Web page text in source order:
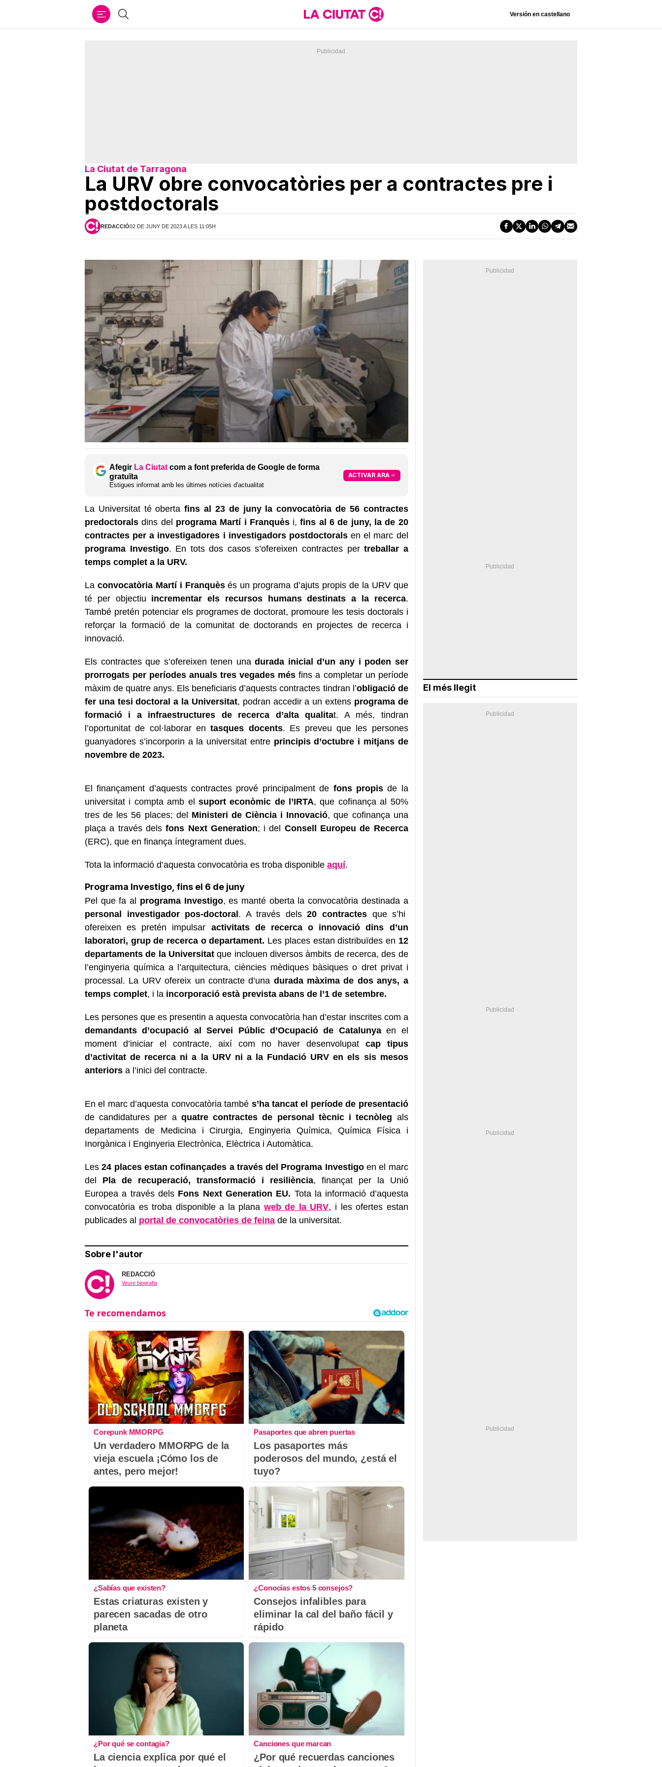
Cercar Versión en castellano
La Ciutat de Tarragona
La URV obre convocatòries per a contractes pre i
postdoctorals
REDACCIÓ02 DE JUNY DE 2023 A LES 11:05H
Afegir La Ciutat com a font preferida de Google de forma
gratuïta
Estigues informat amb les últimes notícies d'actualitat
ACTIVAR ARA
La Universitat té oberta fins al 23 de juny la convocatòria de 56 contractes
predoctoralsdins del programa Martí i Franquèsi, fins al 6 de juny, la de 20
contractes per a investigadores i investigadors postdoctoralsen el marc del
programa Investigo. En tots dos casos s’ofereixen contractes pertreballar a
temps complet a la URV.
La convocatòria Martí i Franquèsés un programa d’ajuts propis de la URV que
té per objectiu incrementar els recursos humans destinats a la recerca.
També pretén potenciar els programes de doctorat, promoure les tesis doctorals i
reforçar la formació de la comunitat de doctorands en projectes de recerca i
innovació.
Els contractes que s’ofereixen tenen unadurada inicial d’un any i poden ser
prorrogats per períodes anuals tres vegades més fins a completar un període
màxim de quatre anys. Els beneficiaris d’aquests contractes tindran l’obligació de
fer una tesi doctoral a la Universitat, podran accedir a un extens programa de
formació i a infraestructures de recerca d’alta qualitat. A més, tindran
l’oportunitat de col·laborar entasques docents. Es preveu que les persones
guanyadores s’incorporin a la universitat entreprincipis d’octubre i mitjans de
novembre de 2023.
El finançament d’aquests contractes prové principalment de fons propisde la
universitat i compta amb el suport econòmic de l’IRTA, que cofinança al 50%
tres de les 56 places; del Ministeri de Ciència i Innovació, que cofinança una
plaça a través delsfons Next Generation; i del Consell Europeu de Recerca
(ERC), que en finança íntegrament dues.
Tota la informació d’aquesta convocatòria es troba disponible aquí.
Programa Investigo, fins el 6 de juny
Pel que fa al programa Investigo, es manté oberta la convocatòria destinada a
personal investigador pos-doctoral. A través dels20 contractesque s’hi
ofereixen es pretén impulsar activitats de recerca o innovació dins d’un
laboratori, grup de recerca o departament. Les places estan distribuïdes en 12
departaments de la Universitat que inclouen diversos àmbits de recerca, des de
l’enginyeria química a l’arquitectura, ciències mèdiques bàsiques o dret privat i
processal. La URV ofereix un contracte d’una durada màxima de dos anys, a
temps complet, i la incorporació està prevista abans de l’1 de setembre.
Les persones que es presentin a aquesta convocatòria han d’estar inscrites com a
demandants d’ocupació al Servei Públic d’Ocupació de Catalunyaen el
moment d’iniciar el contracte, així com no haver desenvolupatcap tipus
d’activitat de recerca ni a la URV ni a la Fundació URV en els sis mesos
anteriors a l’inici del contracte.
En el marc d’aquesta convocatòria també s’ha tancat el període de presentació
de candidatures per a quatre contractes de personal tècnic i tecnòleg als
departaments de Medicina i Cirurgia, Enginyeria Química, Química Física i
Inorgànica i Enginyeria Electrònica, Elèctrica i Automàtica.
Les24 places estan cofinançades a través del Programa Investigoen el marc
del Pla de recuperació, transformació i resiliència, finançat per la Unió
Europea a través dels Fons Next Generation EU. Tota la informació d’aquesta
convocatòria es troba disponible a la plana web de la URV, i les ofertes estan
publicades al portal de convocatòries de feina de la universitat.
Sobre l'autor
REDACCIÓ
Veure biografia
Corepunk MMORPG
Un verdadero MMORPG de la
vieja escuela ¡Cómo los de
antes, pero mejor!
Pasaportes que abren puertas
Los pasaportes más
poderosos del mundo, ¿está el
tuyo?
¿Sabías que existen?
Estas criaturas existen y
parecen sacadas de otro
planeta
¿Conocías estos 5 consejos?
Consejos infalibles para
eliminar la cal del baño fácil y
rápido
¿Por qué se contagia?
La ciencia explica por qué el
Canciones que marcan
¿Por qué recuerdas canciones
El més llegit